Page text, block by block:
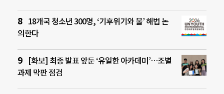
18개국 청소년 300명, ‘기후위기와 물’ 해법 논
의한다
[화보] 최종 발표 앞둔 ‘유일한 아카데미’…조별
과제 막판 점검